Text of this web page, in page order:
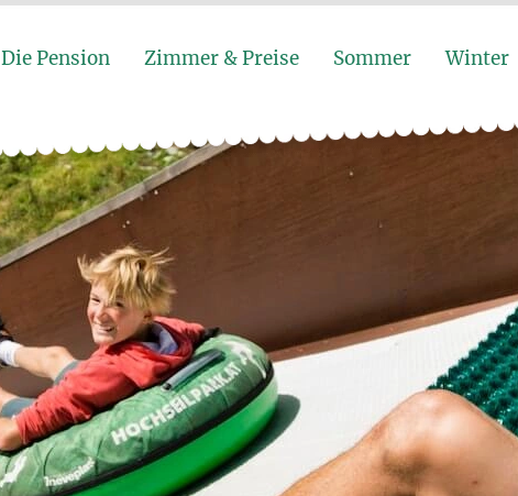
Die Pension Zimmer & Preise Sommer Winter